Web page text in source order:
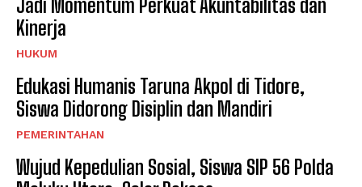
Jadi Momentum Perkuat Akuntabilitas dan
Kinerja
HUKUM
Edukasi Humanis Taruna Akpol di Tidore,
Siswa Didorong Disiplin dan Mandiri
PEMERINTAHAN
Wujud Kepedulian Sosial, Siswa SIP 56 Polda